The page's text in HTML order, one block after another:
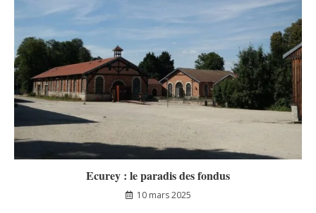
Ecurey : le paradis des fondus
10 mars 2025